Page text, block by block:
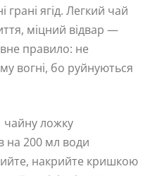
ягід. Легкий чай
міцний відвар —
правило: не
вогні, бо руйнуються
чайну ложку
на 200 мл води
накрийте кришкою